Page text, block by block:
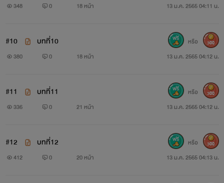
348 0 18 หน้า 13 ม.ค. 2565 04:11 น.
#10 บทที่10
380 0 18 หน้า 13 ม.ค. 2565 04:12 น.
หรือ 300
#11 บทที่11
336 0 21 หน้า 13 ม.ค. 2565 04:12 น.
หรือ 300
#12 บทที่12
412 0 20 หน้า 13 ม.ค. 2565 04:13 น.
หรือ 300